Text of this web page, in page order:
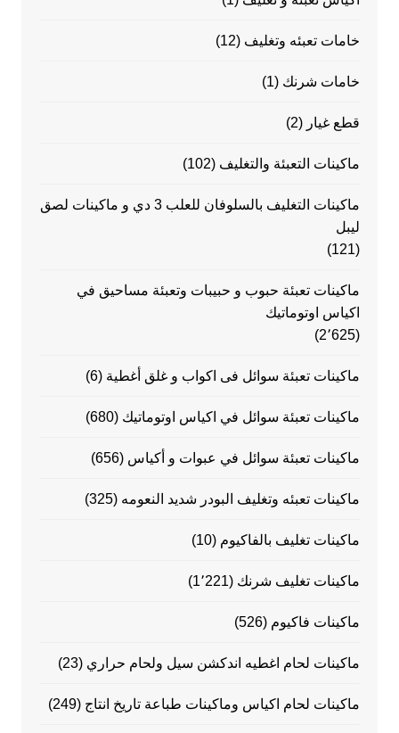
خامات تعبئه وتغليف (12)
خامات شرنك (1)
قطع غيار (2)
ماكينات التعبئة والتغليف (102)
ماكينات التغليف بالسلوفان للعلب 3 دي و ماكينات لصق
ليبل
(121)
ماكينات تعبئة حبوب و حبيبات وتعبئة مساحيق في
اكياس اوتوماتيك
(2٬625)
ماكينات تعبئة سوائل فى اكواب و غلق أغطية (6)
ماكينات تعبئة سوائل في اكياس اوتوماتيك (680)
ماكينات تعبئة سوائل في عبوات و أكياس (656)
ماكينات تعبئه وتغليف البودر شديد النعومه (325)
ماكينات تغليف بالفاكيوم (10)
ماكينات تغليف شرنك (1٬221)
ماكينات فاكيوم (526)
ماكينات لحام اغطيه اندكشن سيل ولحام حراري (23)
ماكينات لحام اكياس وماكينات طباعة تاريخ انتاج (249)